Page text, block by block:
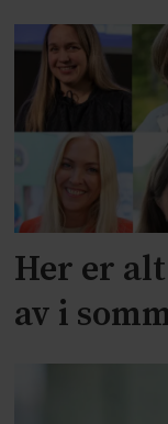
Her er
av i